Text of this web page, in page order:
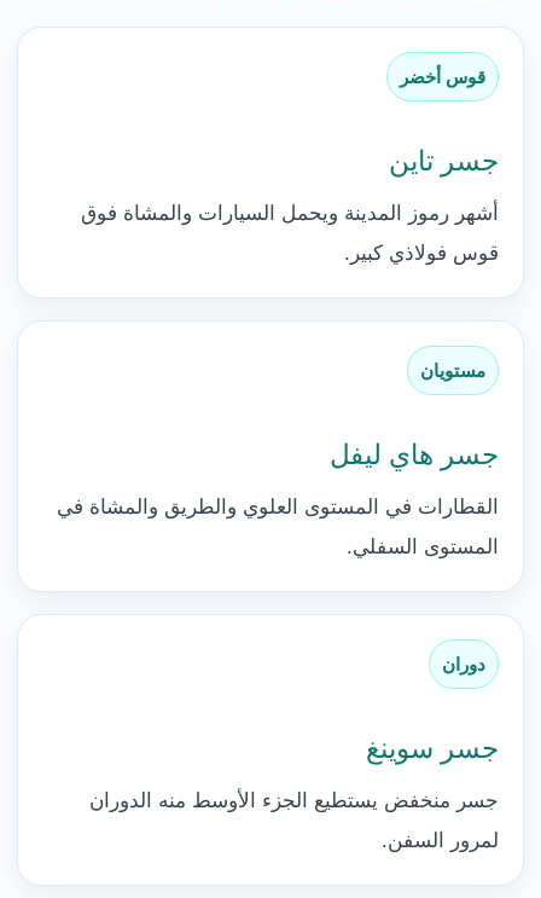
قوس أخضر
جسر تاين
أشهر رموز المدينة ويحمل السيارات والمشاة فوق
قوس فولاذي كبير.
مستويان
جسر هاي ليفل
القطارات في المستوى العلوي والطريق والمشاة في
المستوى السفلي.
دوران
جسر سوينغ
جسر منخفض يستطيع الجزء الأوسط منه الدوران
لمرور السفن.